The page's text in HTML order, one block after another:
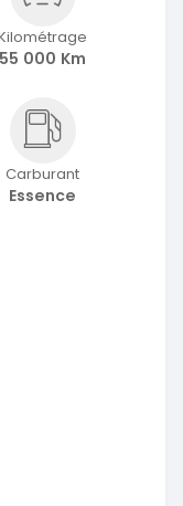
55 000 Km
Carburant
Essence